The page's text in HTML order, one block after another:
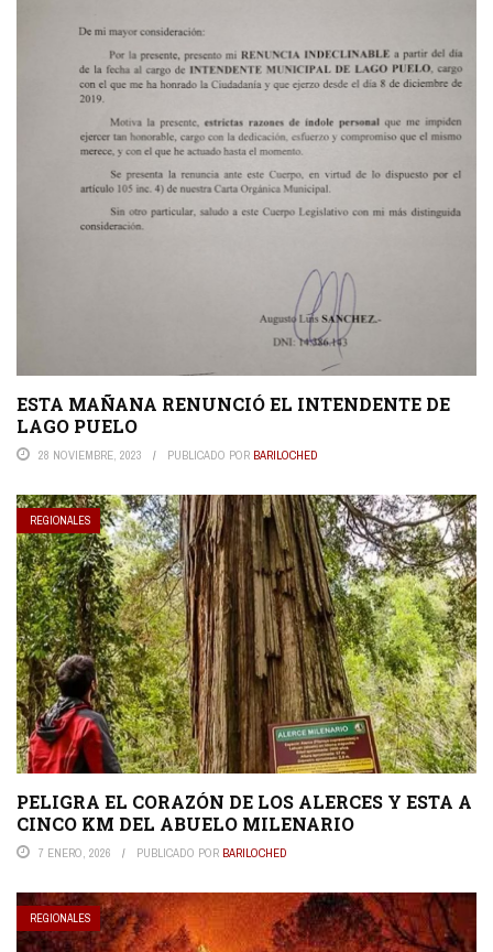
ESTA MAÑANA RENUNCIÓ EL INTENDENTE DE
LAGO PUELO
28 NOVIEMBRE, 2023 PUBLICADO POR BARILOCHED
REGIONALES
PELIGRA EL CORAZÓN DE LOS ALERCES Y ESTA A
CINCO KM DEL ABUELO MILENARIO
7 ENERO, 2026 PUBLICADO POR BARILOCHED
REGIONALES